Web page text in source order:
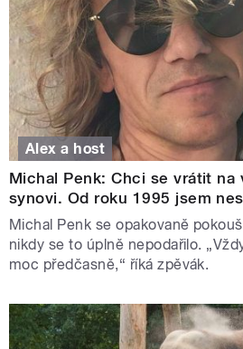
Alex a host
Michal Penk: Chci se vrátit na
synovi. Od roku 1995 jsem
Michal Penk se opakovaně
nikdy se to úplně nepodařilo.
moc předčasně,“ říká zpěvák.